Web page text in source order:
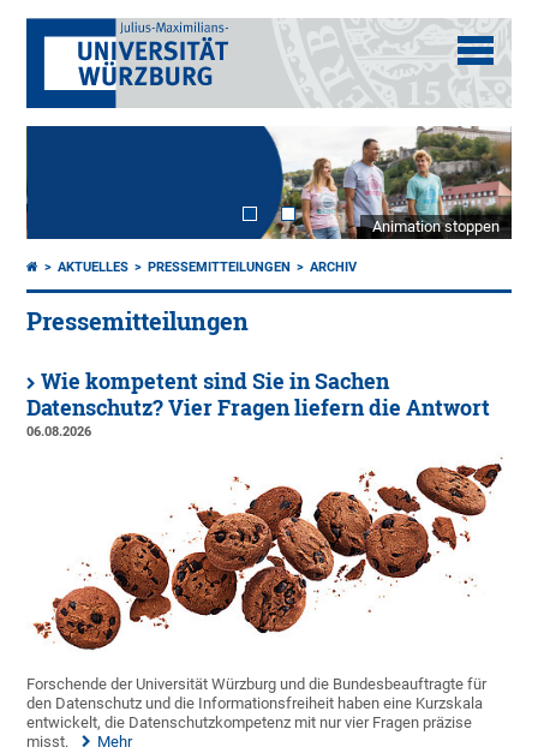
Animation stoppen
AKTUELLES PRESSEMITTEILUNGEN ARCHIV
Pressemitteilungen
Wie kompetent sind Sie in Sachen
Datenschutz? Vier Fragen liefern die Antwort
06.08.2026
Forschende der Universität Würzburg und die Bundesbeauftragte für
den Datenschutz und die Informationsfreiheit haben eine Kurzskala
entwickelt, die Datenschutzkompetenz mit nur vier Fragen präzise
misst.
Mehr